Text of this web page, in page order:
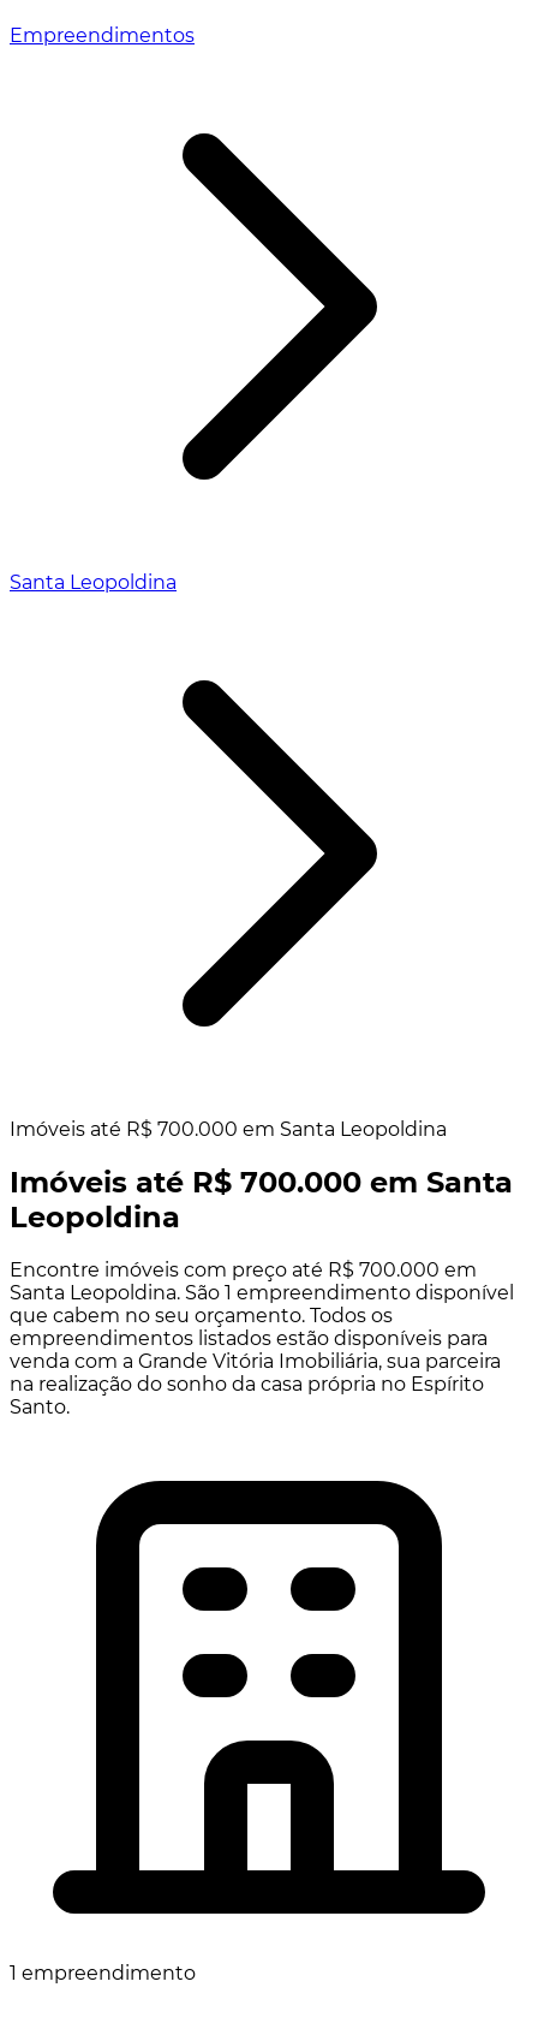
Empreendimentos
Santa Leopoldina
Imóveis até R$ 700.000 em Santa Leopoldina
Imóveis até R$ 700.000 em Santa
Leopoldina
Encontre imóveis com preço até R$ 700.000 em
Santa Leopoldina. São 1 empreendimento disponível
que cabem no seu orçamento. Todos os
empreendimentos listados estão disponíveis para
venda com a Grande Vitória Imobiliária, sua parceira
na realização do sonho da casa própria no Espírito
Santo.
1 empreendimento